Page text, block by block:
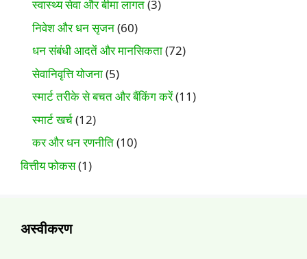
स्वास्थ्य सेवा और बीमा लागत(3)
निवेश और धन सृजन(60)
धन संबंधी आदतें और मानसिकता(72)
सेवानिवृत्ति योजना(5)
स्मार्ट तरीके से बचत और बैंकिंग करें(11)
स्मार्ट खर्च(12)
कर और धन रणनीति(10)
वित्तीय फोकस(1)
अस्वीकरण